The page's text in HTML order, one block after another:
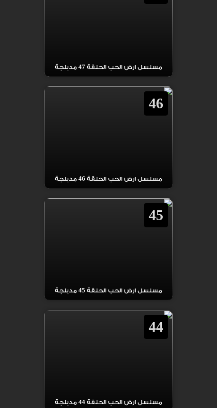
مسلسل ارض الحب الحلقة 47 مدبلجة
46
مسلسل ارض الحب الحلقة 46 مدبلجة
45
مسلسل ارض الحب الحلقة 45 مدبلجة
44
مسلسل ارض الحب الحلقة 44 مدبلجة